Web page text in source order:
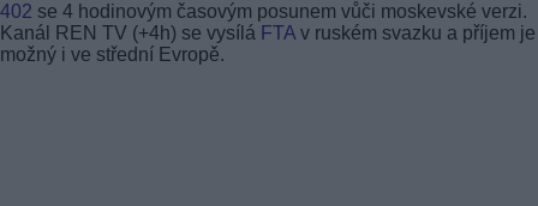
402 se 4 hodinovým časovým posunem vůči moskevské verzi.
Kanál REN TV (+4h) se vysílá FTA v ruském svazku a příjem je
možný i ve střední Evropě.